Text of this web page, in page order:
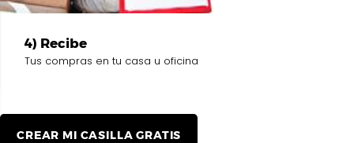
4) Recibe
Tus compras en tu casa u oficina
CREAR MI CASILLA GRATIS